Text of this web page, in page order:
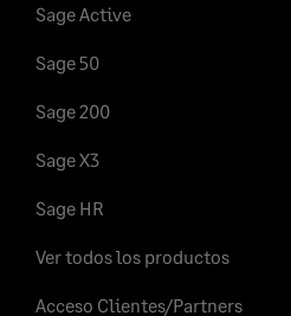
Sage Active
Sage 50
Sage 200
Sage X3
Sage HR
Ver todos los productos
Acceso Clientes/Partners